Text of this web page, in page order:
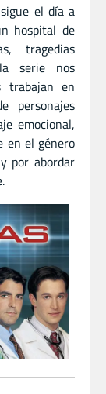
el día a
hospital de
tragedias
serie nos
trabajan en
personajes
emocional,
en el género
por abordar